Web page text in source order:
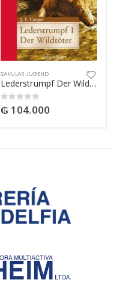
SÄKULAR JUGEND
Lederstrumpf Der Wildtöter
0out of 5
₲ 104.000